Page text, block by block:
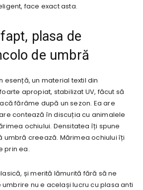
face exact asta.
plasa de
de umbră
esență, un material textil din
apropiat, stabilizat UV, făcut să
fărâme după un sezon. Ea are
contează în discuția cu animalele
ochiului. Densitatea îți spune
umbră creează. Mărimea ochiului îți
prin ea.
și merită lămurită fără să ne
nu e același lucru cu plasa anti